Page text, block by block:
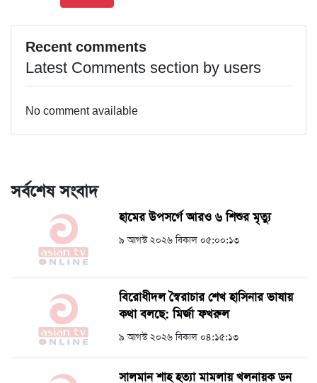
Recent comments
Latest Comments section by users
No comment available
সর্বশেষ সংবাদ
হামের উপসর্গে আরও ৬ শিশুর মৃত্যু
৯ আগস্ট ২০২৬ বিকাল ০৫:০০:১৩
বিরোধীদল স্বৈরাচার শেখ হাসিনার ভাষায়
কথা বলছে: মির্জা ফখরুল
৯ আগস্ট ২০২৬ বিকাল ০৪:১৫:১৩
সালমান শাহ হত্যা মামলায় খলনায়ক ডন